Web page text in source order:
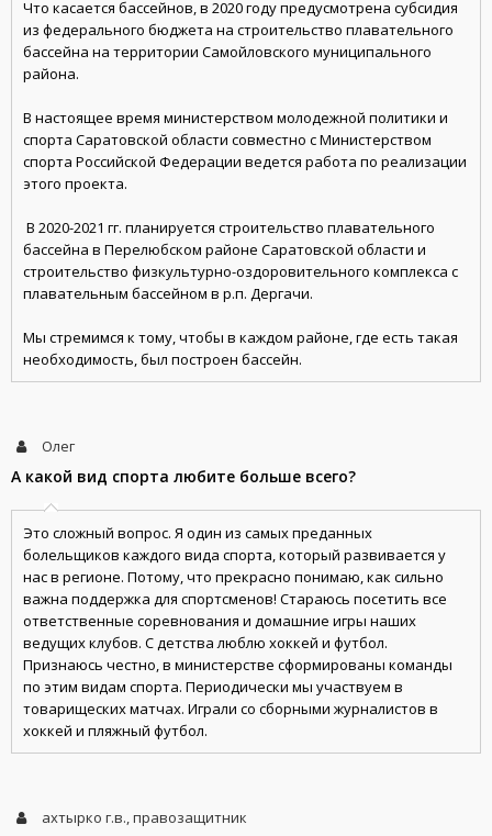
Что касается бассейнов, в 2020 году предусмотрена субсидия
из федерального бюджета на строительство плавательного
бассейна на территории Самойловского муниципального
района.
В настоящее время министерством молодежной политики и
спорта Саратовской области совместно с Министерством
спорта Российской Федерации ведется работа по реализации
этого проекта.
В 2020-2021 гг. планируется строительство плавательного
бассейна в Перелюбском районе Саратовской области и
строительство физкультурно-оздоровительного комплекса с
плавательным бассейном в р.п. Дергачи.
Мы стремимся к тому, чтобы в каждом районе, где есть такая
необходимость, был построен бассейн.
Олег
А какой вид спорта любите больше всего?
Это сложный вопрос. Я один из самых преданных
болельщиков каждого вида спорта, который развивается у
нас в регионе. Потому, что прекрасно понимаю, как сильно
важна поддержка для спортсменов! Стараюсь посетить все
ответственные соревнования и домашние игры наших
ведущих клубов. С детства люблю хоккей и футбол.
Признаюсь честно, в министерстве сформированы команды
по этим видам спорта. Периодически мы участвуем в
товарищеских матчах. Играли со сборными журналистов в
хоккей и пляжный футбол.
ахтырко г.в., правозащитник